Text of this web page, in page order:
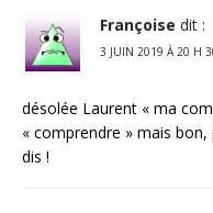
Françoise dit :
3 JUIN 2019 À 20 H
désolée Laurent « ma
« comprendre » mais
dis !